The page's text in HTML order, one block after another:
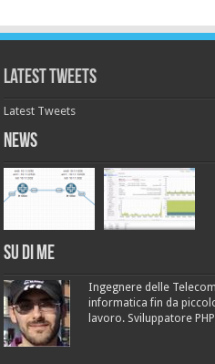
Latest Tweets
Latest Tweets
News
Su di me
Ingegnere delle
informatica fin da
lavoro. Sviluppatore